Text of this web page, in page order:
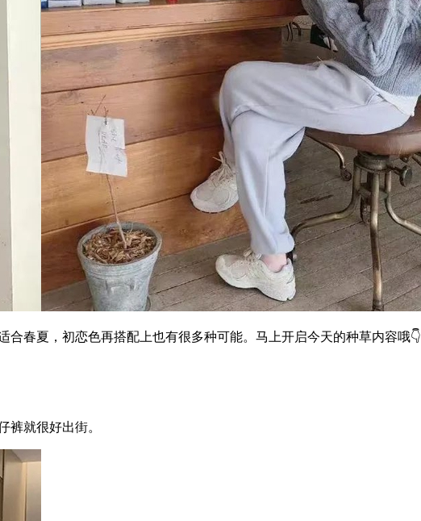
春夏，初恋色再搭配上也有很多种可能。马上开启今天的种草内容哦👇
就很好出街。